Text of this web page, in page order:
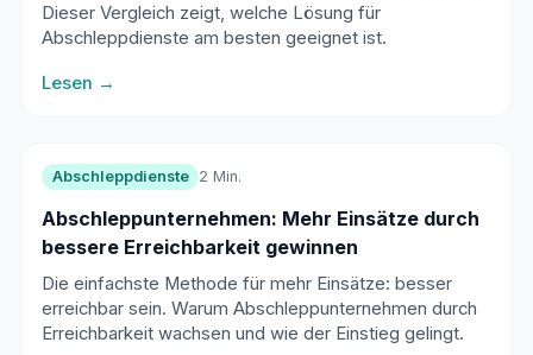
Dieser Vergleich zeigt, welche Lösung für
Abschleppdienste am besten geeignet ist.
Lesen →
Abschleppdienste 2 Min.
Abschleppunternehmen: Mehr Einsätze durch
bessere Erreichbarkeit gewinnen
Die einfachste Methode für mehr Einsätze: besser
erreichbar sein. Warum Abschleppunternehmen durch
Erreichbarkeit wachsen und wie der Einstieg gelingt.